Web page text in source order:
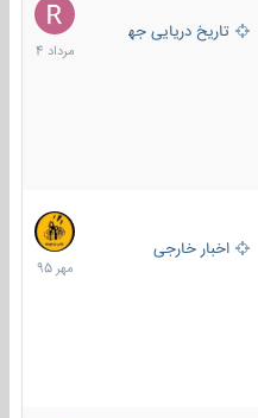
تاریخ دریایی جهان
مرداد
1404
اخبار خارجی
27
مهر
1395